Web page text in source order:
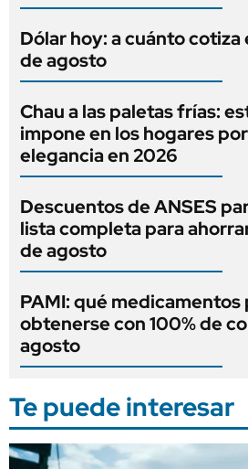
Dólar hoy: a cuánto
de agosto
Chau a las paletas frías:
impone en los hogares
elegancia en 2026
Descuentos de ANSES
lista completa para
de agosto
PAMI: qué medicamentos
obtenerse con 100% de
agosto
Te puede interesar